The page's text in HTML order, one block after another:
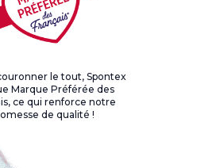
le tout, Spontex
Marque Préférée des
ce qui renforce notre
de qualité !